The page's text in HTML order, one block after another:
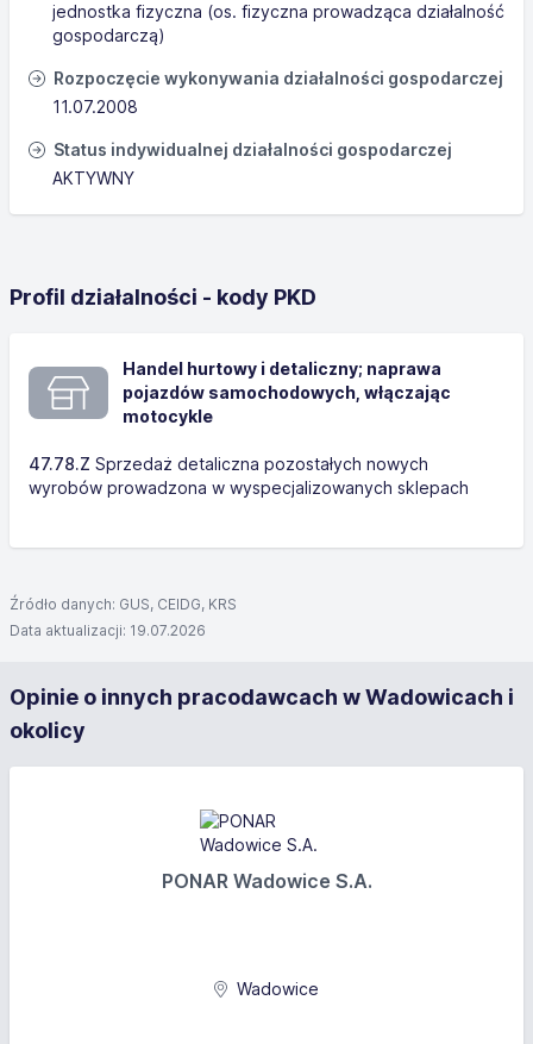
jednostka fizyczna (os. fizyczna prowadząca działalność
gospodarczą)
Rozpoczęcie wykonywania działalności gospodarczej
11.07.2008
Status indywidualnej działalności gospodarczej
AKTYWNY
Profil działalności - kody PKD
Handel hurtowy i detaliczny; naprawa
pojazdów samochodowych, włączając
motocykle
47.78.Z Sprzedaż detaliczna pozostałych nowych
wyrobów prowadzona w wyspecjalizowanych sklepach
Źródło danych: GUS, CEIDG, KRS
Data aktualizacji: 19.07.2026
Opinie o innych pracodawcach w Wadowicach i
okolicy
PONAR Wadowice S.A.
Wadowice